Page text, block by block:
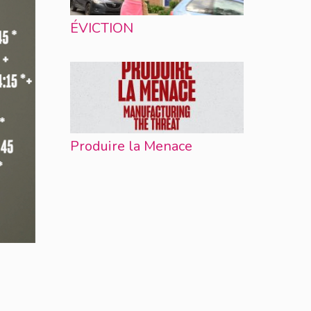
ÉVICTION
Produire la Menace